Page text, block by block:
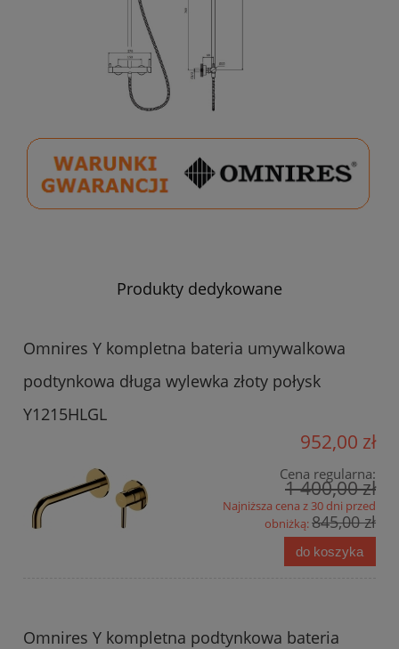
Produkty dedykowane
Omnires Y kompletna bateria umywalkowa
podtynkowa długa wylewka złoty połysk
Y1215HLGL
952,00 zł
Cena regularna:
1 400,00 zł
Najniższa cena z 30 dni przed
obniżką:845,00 zł
do koszyka
Omnires Y kompletna podtynkowa bateria